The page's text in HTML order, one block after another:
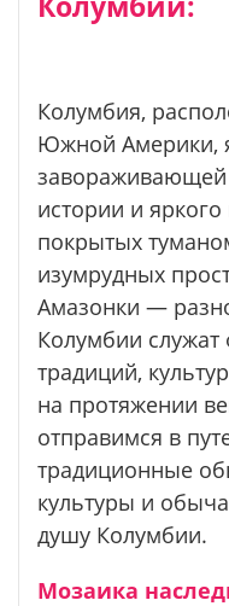
Колумбия,
Южной Америки,
завораживающей
истории и
покрытых
изумрудных
Амазонки —
Колумбии
традиций,
на протяжении
отправимся в
традиционные
культуры и
душу Колумбии.
Мозаика